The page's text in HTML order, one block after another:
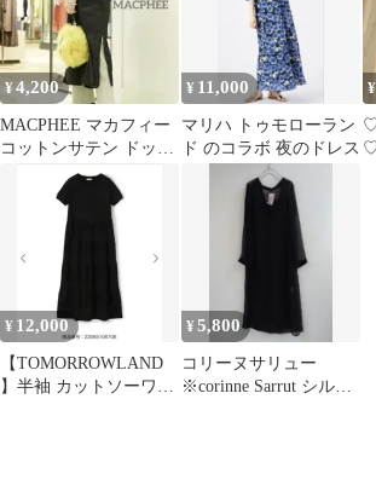
¥4,200
MACPHEE マカフィー
コットンサテン ドット
ロングシャツワン36
¥ 11,000
マリハ トゥモローラン
ド のコラボ 夜のドレス
¥
¥ 12,000
【TOMORROWLAND
】半袖 カットソーワン
¥5,800
コリーヌサリュー
※corinne Sarrut シルク